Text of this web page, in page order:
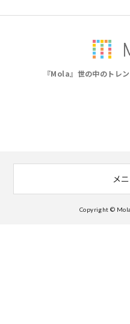
『Mola』世の中のトレ
メ
Copyright ©